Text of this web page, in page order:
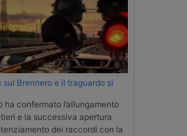
sul Brennero e il traguardo si
ha confermato l’allungamento
e la successiva apertura
dei raccordi con la